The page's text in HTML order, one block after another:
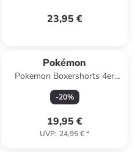
23,95 €
Pokémon
Pokemon Boxershorts 4er
Pack Unterhosen in gelb
-20%
19,95 €
UVP: 24,95 €*